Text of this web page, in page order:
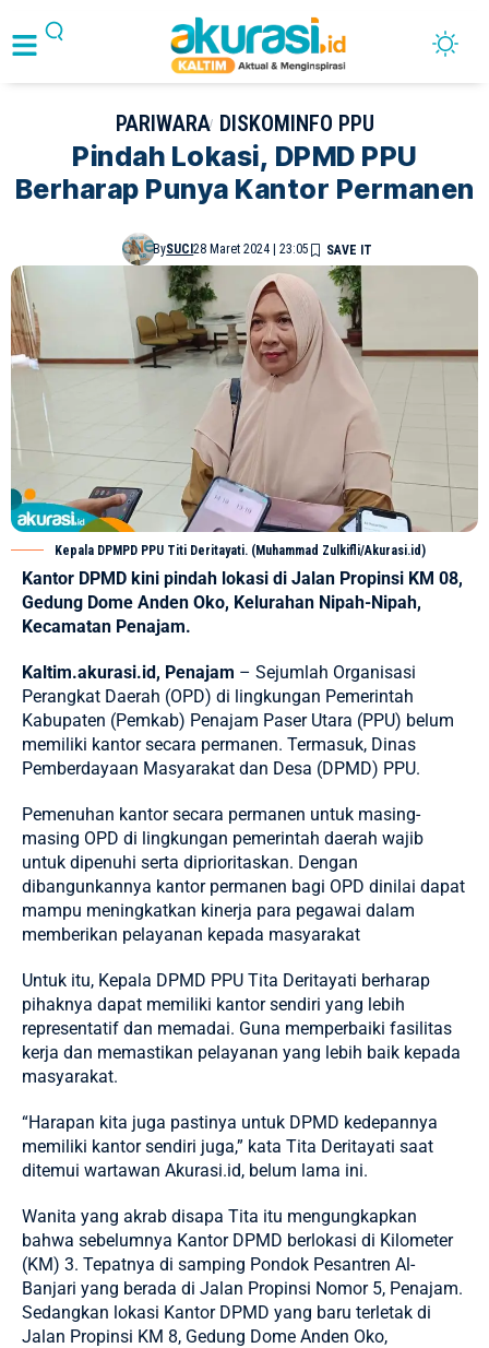
PARIWARA DISKOMINFO PPU
Pindah Lokasi, DPMD PPU
Berharap Punya Kantor Permanen
BySUCI28 Maret 2024 | 23:05
Kepala DPMPD PPU Titi Deritayati. (Muhammad Zulkifli/Akurasi.id)
Kantor DPMD kini pindah lokasi di Jalan Propinsi KM 08,
Gedung Dome Anden Oko, Kelurahan Nipah-Nipah,
Kecamatan Penajam.
Kaltim.akurasi.id, Penajam – Sejumlah Organisasi
Perangkat Daerah (OPD) di lingkungan Pemerintah
Kabupaten (Pemkab) Penajam Paser Utara (PPU) belum
memiliki kantor secara permanen. Termasuk, Dinas
Pemberdayaan Masyarakat dan Desa (DPMD) PPU.
Pemenuhan kantor secara permanen untuk masing-
masing OPD di lingkungan pemerintah daerah wajib
untuk dipenuhi serta diprioritaskan. Dengan
dibangunkannya kantor permanen bagi OPD dinilai dapat
mampu meningkatkan kinerja para pegawai dalam
memberikan pelayanan kepada masyarakat
Untuk itu, Kepala DPMD PPU Tita Deritayati berharap
pihaknya dapat memiliki kantor sendiri yang lebih
representatif dan memadai. Guna memperbaiki fasilitas
kerja dan memastikan pelayanan yang lebih baik kepada
masyarakat.
“Harapan kita juga pastinya untuk DPMD kedepannya
memiliki kantor sendiri juga,” kata Tita Deritayati saat
ditemui wartawan Akurasi.id, belum lama ini.
Wanita yang akrab disapa Tita itu mengungkapkan
bahwa sebelumnya Kantor DPMD berlokasi di Kilometer
(KM) 3. Tepatnya di samping Pondok Pesantren Al-
Banjari yang berada di Jalan Propinsi Nomor 5, Penajam.
Sedangkan lokasi Kantor DPMD yang baru terletak di
Jalan Propinsi KM 8, Gedung Dome Anden Oko,